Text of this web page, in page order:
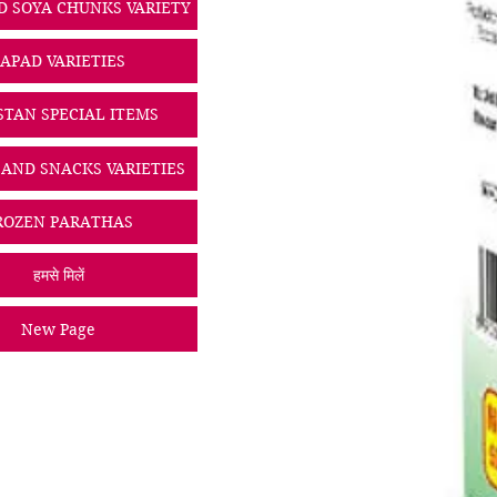
SOYA CHUNKS VARIETY
VARIETIES
SPECIAL ITEMS
SNACKS VARIETIES
PARATHAS
हमसे मिलें
New Page